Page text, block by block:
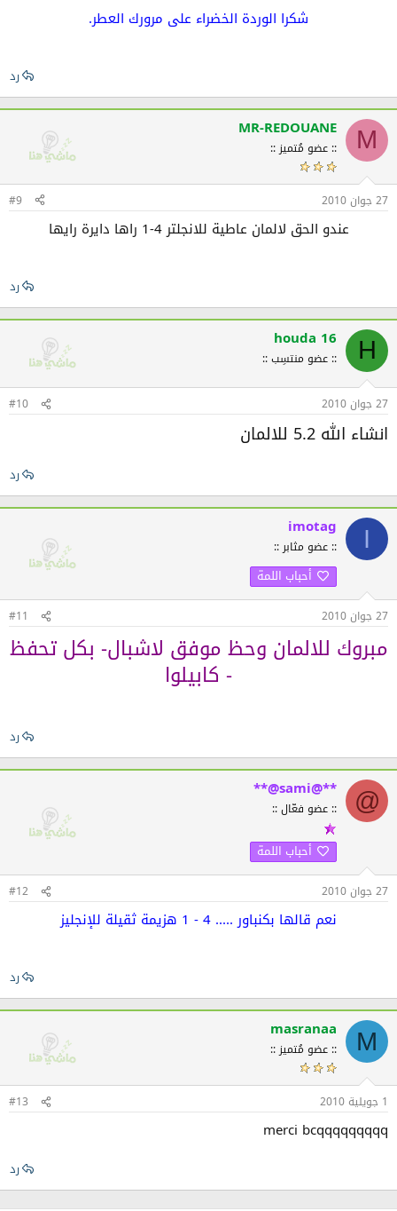
شكرا الوردة الخضراء على مرورك العطر.
رد
M
MR-REDOUANE
:: عضو مُتميز ::
27 جوان 2010 #9
عندو الحق لالمان عاطية للانجلتر 4-1 راها دايرة رايها
رد
H
houda 16
:: عضو منتسِب ::
27 جوان 2010 #10
انشاء الله 5.2 للالمان
رد
I
imotag
:: عضو مثابر ::
أحباب اللمة
27 جوان 2010 #11
مبروك للالمان وحظ موفق لاشبال- بكل تحفظ
- كابيلوا
رد
@
**@sami@**
:: عضو فعّال ::
أحباب اللمة
27 جوان 2010 #12
نعم قالها بكنباور ..... 4 - 1 هزيمة ثقيلة للإنجليز
رد
M
masranaa
:: عضو مُتميز ::
1 جويلية 2010 #13
merci bcqqqqqqqqq
رد